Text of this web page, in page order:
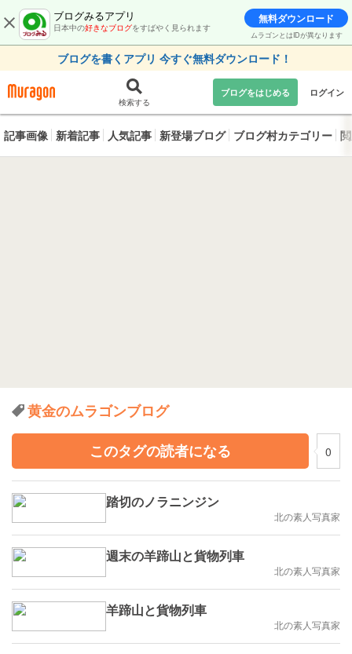
ブログみるアプリ
日本中の好きなブログをすばやく見られます
無料ダウンロード
ムラゴンとはIDが異なります
ブログを書くアプリ 今すぐ無料ダウンロード！
検索する
ブログをはじめる ログイン
記事画像 新着記事 人気記事 新登場ブログ ブログ村カテゴリー
黄金のムラゴンブログ
このタグの読者になる
0
踏切のノラニンジン
北の素人写真家
週末の羊蹄山と貨物列車
北の素人写真家
羊蹄山と貨物列車
北の素人写真家